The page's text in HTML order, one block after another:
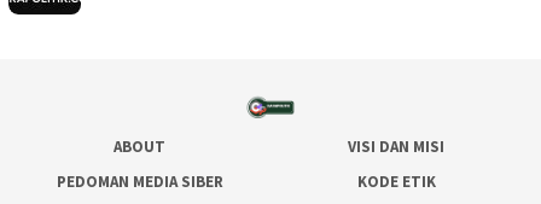
ABOUT
VISI DAN MISI
PEDOMAN MEDIA SIBER
KODE ETIK